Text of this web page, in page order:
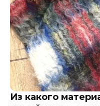
Из какого